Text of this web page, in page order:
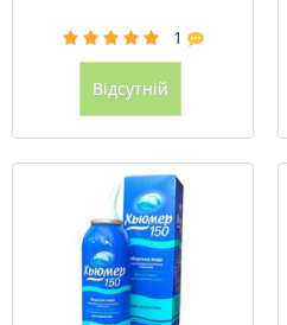
1
Відсутній